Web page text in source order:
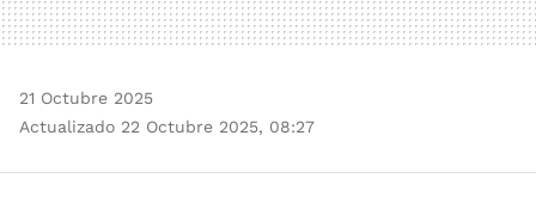
21 Octubre 2025
Actualizado 22 Octubre 2025, 08:27